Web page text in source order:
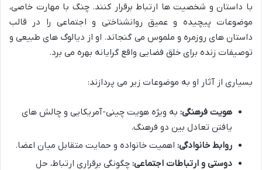
با داستان و شخصیت ها ارتباط برقرار کنند. چنگ با مهارت خاصی،
موضوعات پیچیده و عمیق روانشناختی و اجتماعی را در قالب
داستان های روزمره و ملموس می گنجاند. او از دیالوگ های طبیعی و
توصیفات زنده برای خلق فضایی واقع گرایانه بهره می برد.
بسیاری از آثار او به موضوعات زیر می پردازند:
هویت فرهنگی: به ویژه هویت چینی-آمریکایی و چالش های
یافتن تعادل بین دو فرهنگ.
روابط خانوادگی: اهمیت خانواده و حمایت متقابل میان اعضا.
دوستی و ارتباطات اجتماعی: چگونگی برقراری ارتباط، حل